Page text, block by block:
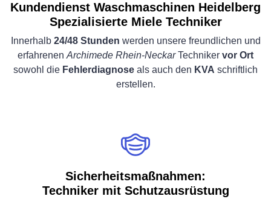
Kundendienst Waschmaschinen Heidelberg
Spezialisierte Miele Techniker
Innerhalb 24/48 Stunden werden unsere freundlichen und
erfahrenen Archimede Rhein-NeckarTechniker vor Ort
sowohl die Fehlerdiagnose als auch den KVA schriftlich
erstellen.
Sicherheitsmaßnahmen:
Techniker mit Schutzausrüstung